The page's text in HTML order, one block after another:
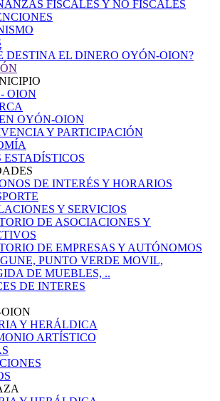
FISCALES Y NO FISCALES
DESTINA EL DINERO OYÓN-OION?
OION
OYÓN-OION
Y PARTICIPACIÓN
ESTADÍSTICOS
DE INTERÉS Y HORARIOS
Y SERVICIOS
DE ASOCIACIONES Y
DE EMPRESAS Y AUTÓNOMOS
PUNTO VERDE MOVIL,
DE MUEBLES, ..
DE INTERES
Y HERÁLDICA
ARTÍSTICO